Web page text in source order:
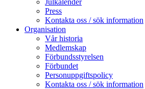
Press
Kontakta oss / sök information
Organisation
Vår historia
Medlemskap
Förbundsstyrelsen
Förbundet
Personuppgiftspolicy
Kontakta oss / sök information